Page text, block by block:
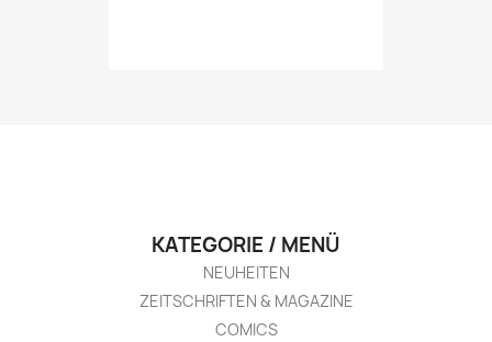
KATEGORIE / MENÜ
NEUHEITEN
ZEITSCHRIFTEN & MAGAZINE
COMICS